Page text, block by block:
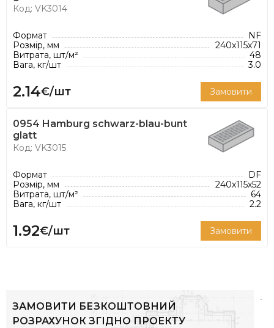
Код: VK3014
Формат
NF
Розмір, мм
240х115х71
Витрата, шт/м²
48
Вага, кг/шт
3.0
2.14€/шт Замовити
0954 Hamburg schwarz-blau-bunt
glatt
Код: VK3015
Формат
DF
Розмір, мм
240х115х52
Витрата, шт/м²
64
Вага, кг/шт
2.2
1.92€/шт Замовити
ЗАМОВИТИ БЕЗКОШТОВНИЙ
РОЗРАХУНОК ЗГІДНО ПРОЕКТУ